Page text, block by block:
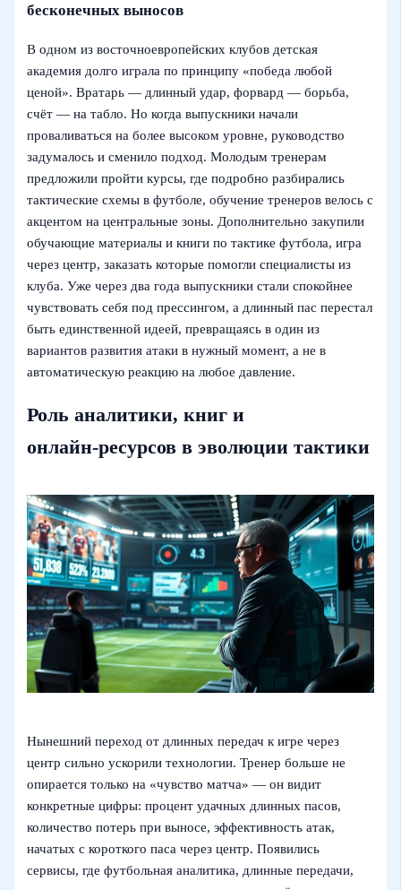
бесконечных выносов
В одном из восточноевропейских клубов детская
академия долго играла по принципу «победа любой
ценой». Вратарь — длинный удар, форвард — борьба,
счёт — на табло. Но когда выпускники начали
проваливаться на более высоком уровне, руководство
задумалось и сменило подход. Молодым тренерам
предложили пройти курсы, где подробно разбирались
тактические схемы в футболе, обучение тренеров велось с
акцентом на центральные зоны. Дополнительно закупили
обучающие материалы и книги по тактике футбола, игра
через центр, заказать которые помогли специалисты из
клуба. Уже через два года выпускники стали спокойнее
чувствовать себя под прессингом, а длинный пас перестал
быть единственной идеей, превращаясь в один из
вариантов развития атаки в нужный момент, а не в
автоматическую реакцию на любое давление.
Роль аналитики, книг и
онлайн‑ресурсов в эволюции тактики
Нынешний переход от длинных передач к игре через
центр сильно ускорили технологии. Тренер больше не
опирается только на «чувство матча» — он видит
конкретные цифры: процент удачных длинных пасов,
количество потерь при выносе, эффективность атак,
начатых с короткого паса через центр. Появились
сервисы, где футбольная аналитика, длинные передачи,